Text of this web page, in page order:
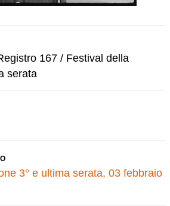
167 / Festival della
serata
3° e ultima serata, 03 febbraio